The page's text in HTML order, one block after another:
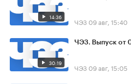
14:36 ЧЭЗ 09 авг, 15:40
30:19
ЧЭЗ. Выпуск от
ЧЭЗ 09 авг, 15:05